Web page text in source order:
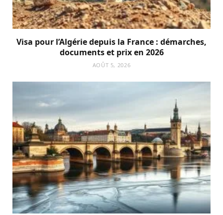
Visa pour l’Algérie depuis la France : démarches,
documents et prix en 2026
AOÛT 5, 2026